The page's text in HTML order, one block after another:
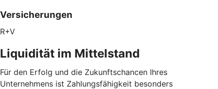
Versicherungen
R+V
Liquidität im Mittelstand
Für den Erfolg und die Zukunftschancen Ihres
Unternehmens ist Zahlungsfähigkeit besonders